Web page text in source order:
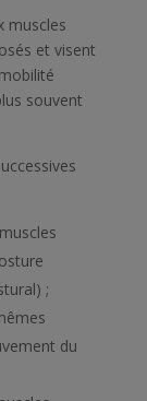
muscles
et visent
souvent
;
du